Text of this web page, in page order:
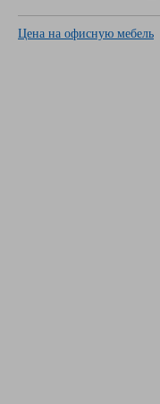
Цена на офисную мебель